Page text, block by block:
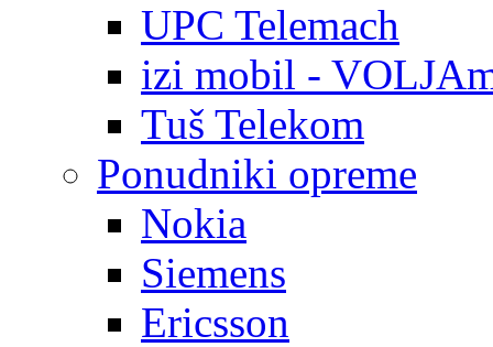
UPC Telemach
izi mobil -
Tuš Telekom
Ponudniki opreme
Nokia
Siemens
Ericsson